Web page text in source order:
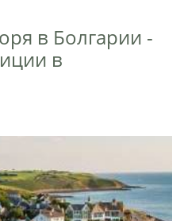
в Болгарии -
в